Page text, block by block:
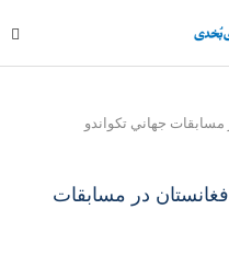
مسابقات جهاني تكواندو
در مسابقات